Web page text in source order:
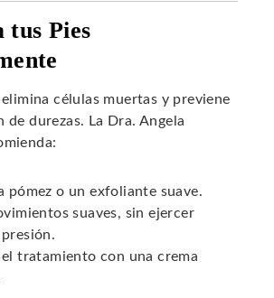
tus Pies
células muertas y previene
de durezas. La Dra. Angela
pómez o un exfoliante suave.
suaves, sin ejercer
tratamiento con una crema